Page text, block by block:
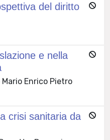
del diritto
e nella
Enrico Pietro
crisi sanitaria da